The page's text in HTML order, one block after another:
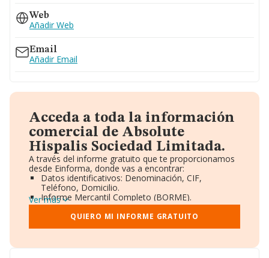
Web
Añadir Web
Email
Añadir Email
Acceda a toda la información
comercial de Absolute
Hispalis Sociedad Limitada.
A través del informe gratuito que te proporcionamos
desde Einforma, donde vas a encontrar:
Datos identificativos: Denominación, CIF,
Teléfono, Domicilio.
Informe Mercantil Completo (BORME).
Gráficos de Evolución Ventas y Empleados.
Consejo de Administración y Administradores.
Directivos y Ejecutivos.
Ver más
QUIERO MI INFORME GRATUITO